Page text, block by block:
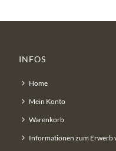
INFOS
Home
Mein Konto
Warenkorb
Informationen zum Erwerb